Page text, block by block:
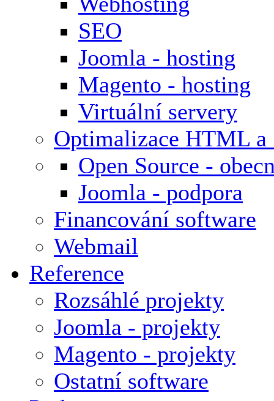
SEO
Joomla - hosting
Magento - hosting
Virtuální servery
Optimalizace HTML a
Open Source -
Joomla - podpora
Financování software
Webmail
Reference
Rozsáhlé projekty
Joomla - projekty
Magento - projekty
Ostatní software